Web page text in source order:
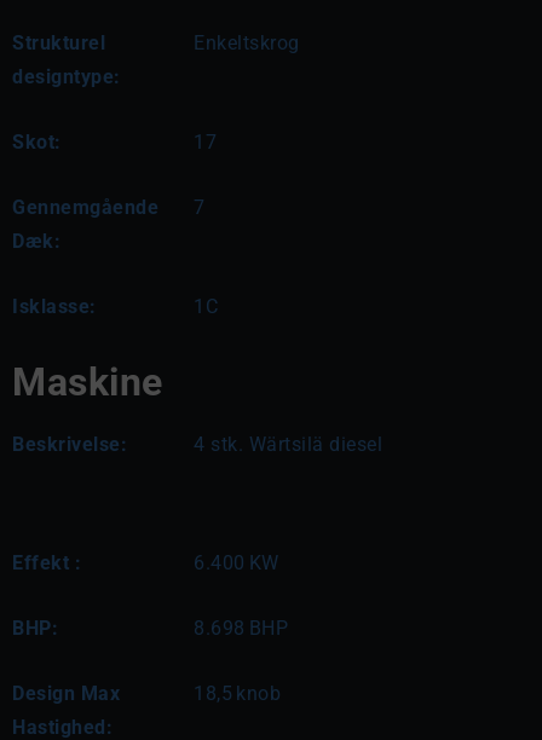
Strukturel
designtype:
Enkeltskrog
Skot: 17
Gennemgående
Dæk:
7
Isklasse: 1C
Maskine
Beskrivelse: 4 stk. Wärtsilä diesel
Effekt : 6.400 KW
BHP: 8.698 BHP
Design Max
Hastighed:
18,5 knob